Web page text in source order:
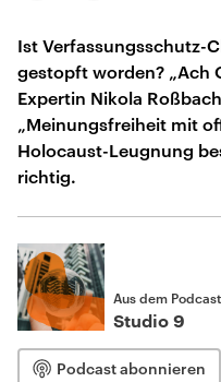
Ist Verfassungsschutz-
gestopft worden? „Ach
Expertin Nikola
„Meinungsfreiheit mit
Holocaust-Leugnung
richtig.
Aus dem Podcast
Studio 9
Podcast abonnieren